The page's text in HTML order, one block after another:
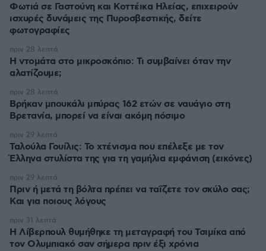
Φωτιά σε Γαστούνη και Κοττέικα Ηλείας, επιχειρούν
ισχυρές δυνάμεις της Πυροσβεστικής, δείτε
φωτογραφίες
Η ντομάτα στο μικροσκόπιο: Τι συμβαίνει όταν την
αλατίζουμε;
πριν 28 λεπτά
Βρήκαν μπουκάλι μπύρας 162 ετών σε ναυάγιο στη
Βρετανία, μπορεί να είναι ακόμη πόσιμο
πριν 28 λεπτά
Ταλούλα Γουίλις: Το χτένισμα που επέλεξε με τον
Έλληνα στυλίστα της για τη γαμήλια εμφάνιση (εικόνες)
πριν 29 λεπτά
Πριν ή μετά τη βόλτα πρέπει να ταΐζετε τον σκύλο σας;
Και για ποιους λόγους
πριν 29 λεπτά
Η Λίβερπουλ θυμήθηκε τη μεταγραφή του Τσιμίκα από
τον Ολυμπιακό σαν σήμερα πριν έξι χρόνια
πριν 31 λεπτά